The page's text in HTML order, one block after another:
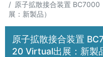
原子拡散接合装置
展：新製品）
原子拡散接合装置
20 Virtual出展：新製